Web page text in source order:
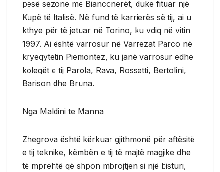
pesë sezone me Bianconerët, duke fituar një
Kupë të Italisë. Në fund të karrierës së tij, ai u
kthye për të jetuar në Torino, ku vdiq në vitin
1997. Ai është varrosur në Varrezat Parco në
kryeqytetin Piemontez, ku janë varrosur edhe
kolegët e tij Parola, Rava, Rossetti, Bertolini,
Barison dhe Bruna.
Nga Maldini te Manna
Zhegrova është kërkuar gjithmonë për aftësitë
e tij teknike, këmbën e tij të majtë magjike dhe
të mprehtë që shpon mbrojtjen si një bisturi,